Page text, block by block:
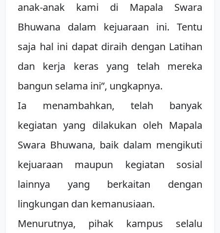
anak-anak kami di Mapala Swara
Bhuwana dalam kejuaraan ini. Tentu
saja hal ini dapat diraih dengan Latihan
dan kerja keras yang telah mereka
bangun selama ini”, ungkapnya.
Ia menambahkan, telah banyak
kegiatan yang dilakukan oleh Mapala
Swara Bhuwana, baik dalam mengikuti
kejuaraan maupun kegiatan sosial
lainnya yang berkaitan dengan
lingkungan dan kemanusiaan.
Menurutnya, pihak kampus selalu